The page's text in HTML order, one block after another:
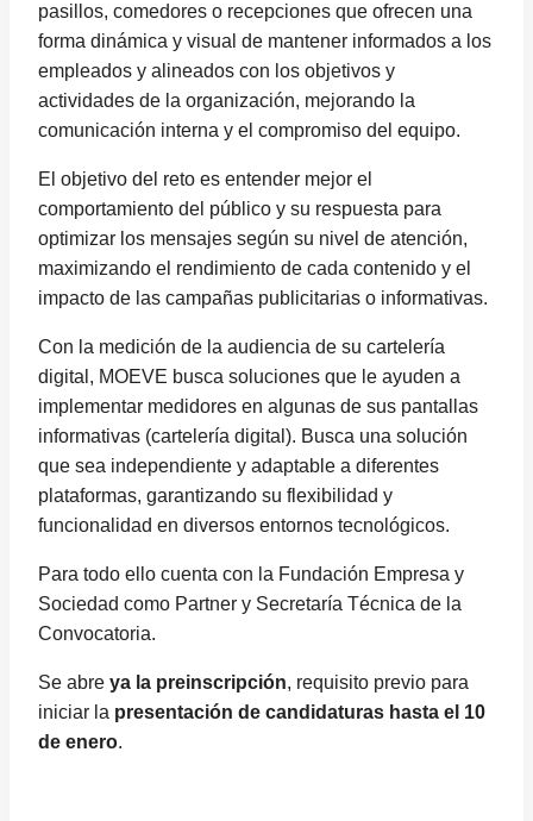
pasillos, comedores o recepciones que ofrecen una
forma dinámica y visual de mantener informados a los
empleados y alineados con los objetivos y
actividades de la organización, mejorando la
comunicación interna y el compromiso del equipo.
El objetivo del reto es entender mejor el
comportamiento del público y su respuesta para
optimizar los mensajes según su nivel de atención,
maximizando el rendimiento de cada contenido y el
impacto de las campañas publicitarias o informativas.
Con la medición de la audiencia de su cartelería
digital, MOEVE busca soluciones que le ayuden a
implementar medidores en algunas de sus pantallas
informativas (cartelería digital). Busca una solución
que sea independiente y adaptable a diferentes
plataformas, garantizando su flexibilidad y
funcionalidad en diversos entornos tecnológicos.
Para todo ello cuenta con la Fundación Empresa y
Sociedad como Partner y Secretaría Técnica de la
Convocatoria.
Se abre ya la preinscripción, requisito previo para
iniciar la presentación de candidaturas hasta el 10
de enero.